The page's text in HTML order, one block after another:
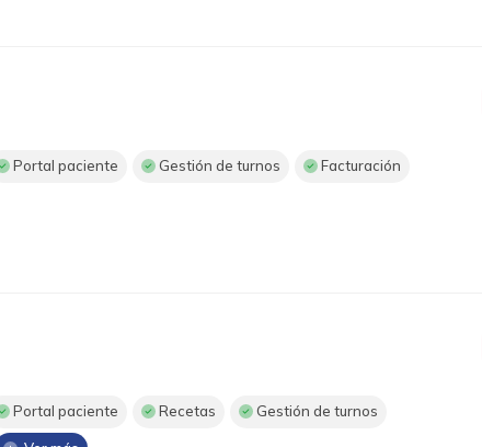
Portal paciente Gestión de turnos Facturación
Portal paciente Recetas Gestión de turnos